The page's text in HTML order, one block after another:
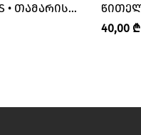
• ᲗᲐᲛᲐᲠᲘᲡ
ᲬᲘᲗᲔᲚᲘ
40,00 ₾